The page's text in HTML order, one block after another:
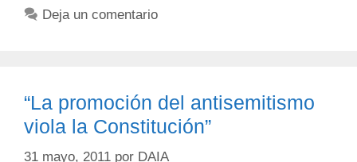
Deja un comentario
“La promoción del antisemitismo
viola la Constitución”
31 mayo, 2011 por DAIA